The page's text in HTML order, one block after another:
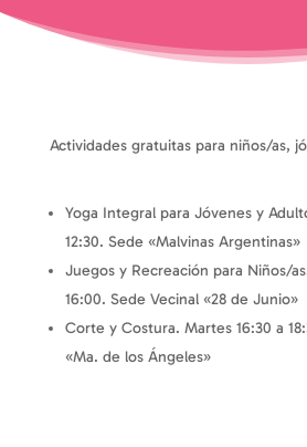
Actividades gratuitas para niños/as,
Yoga Integral para Jóvenes y
12:30. Sede «Malvinas Argentinas»
Juegos y Recreación para Niños/
16:00. Sede Vecinal «28 de Junio»
Corte y Costura. Martes 16:30 a
«Ma. de los Ángeles»